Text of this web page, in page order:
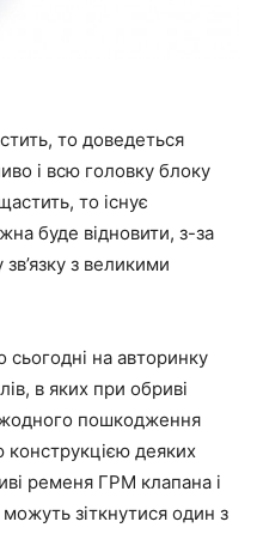
то доведеться
і всю головку блоку
то існує
буде відновити, з-за
з великими
сьогодні на авторинку
в яких при обриві
пошкодження
конструкцією деяких
ременя ГРМ клапана і
зіткнутися один з